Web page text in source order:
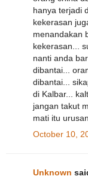
hanya terjadi
kekerasan
menandakan
kekerasan...
nanti anda
dibantai...
dibantai...
di Kalbar...
jangan takut
mati itu
October 10,
Unknown